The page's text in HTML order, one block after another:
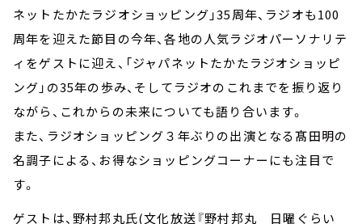
ネットたかたラジオショッピング」35周年、ラジオも100
周年を迎えた節目の今年、各地の人気ラジオパーソナリテ
ィをゲストに迎え、「ジャパネットたかたラジオショッピ
ング」の35年の歩み、そしてラジオのこれまでを振り返り
ながら、これからの未来についても語り合います。
また、ラジオショッピング３年ぶりの出演となる髙田明の
名調子による、お得なショッピングコーナーにも注目で
す。
ゲストは、野村邦丸氏(文化放送『野村邦丸 日曜ぐらい